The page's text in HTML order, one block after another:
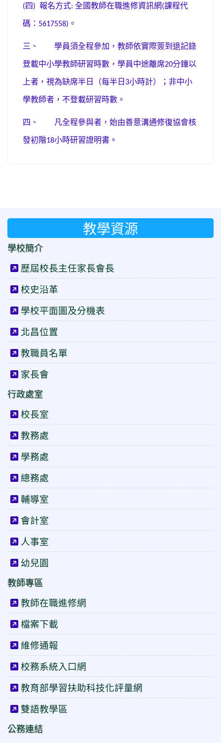
(四) 報名方式: 全國教師在職進修資訊網(課程代
碼： 5617558) 。
三、 學員須全程參加，教師依實際簽到退記錄
登載中小學教師研習時數，學員中途離席20分鐘以
上者，視為缺席半日（每半日 3小時計）；非中小
學教師者，不登載研習時數。
四、 凡全程參與者，始由善意溝通修復協會核
發初階18小時研習證明書。
教學資源
學校簡介
歷屆校長主任家長會長
校史沿革
學校平面圖及分機表
北昌位置
教職員名單
家長會
行政處室
校長室
教務處
學務處
總務處
輔導室
會計室
人事室
幼兒園
教師專區
教師在職進修網
檔案下載
維修通報
校務系統入口網
教育部學習扶助科技化評量網
雙語教學區
公務連結